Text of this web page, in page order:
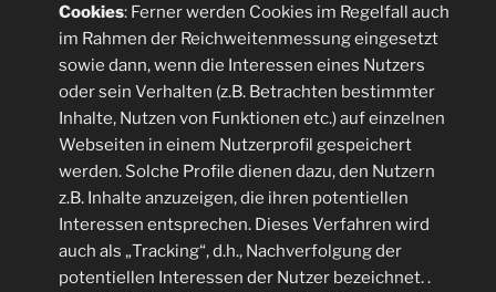
Cookies: Ferner werden Cookies im Regelfall auch
im Rahmen der Reichweitenmessung eingesetzt
sowie dann, wenn die Interessen eines Nutzers
oder sein Verhalten (z.B. Betrachten bestimmter
Inhalte, Nutzen von Funktionen etc.) auf einzelnen
Webseiten in einem Nutzerprofil gespeichert
werden. Solche Profile dienen dazu, den Nutzern
z.B. Inhalte anzuzeigen, die ihren potentiellen
Interessen entsprechen. Dieses Verfahren wird
auch als „Tracking“, d.h., Nachverfolgung der
potentiellen Interessen der Nutzer bezeichnet. .